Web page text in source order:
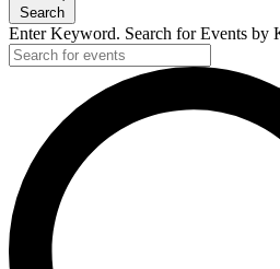
Search
Enter Keyword. Search for Events by